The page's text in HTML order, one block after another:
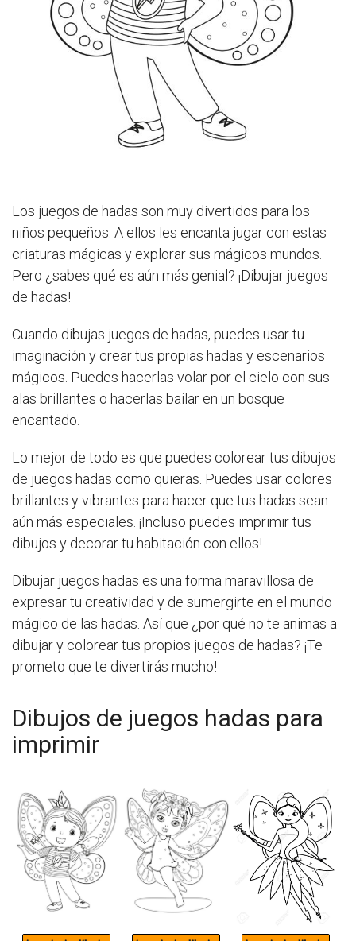
Los juegos de hadas son muy divertidos para los
niños pequeños. A ellos les encanta jugar con estas
criaturas mágicas y explorar sus mágicos mundos.
Pero ¿sabes qué es aún más genial? ¡Dibujar juegos
de hadas!
Cuando dibujas juegos de hadas, puedes usar tu
imaginación y crear tus propias hadas y escenarios
mágicos. Puedes hacerlas volar por el cielo con sus
alas brillantes o hacerlas bailar en un bosque
encantado.
Lo mejor de todo es que puedes colorear tus dibujos
de juegos hadas como quieras. Puedes usar colores
brillantes y vibrantes para hacer que tus hadas sean
aún más especiales. ¡Incluso puedes imprimir tus
dibujos y decorar tu habitación con ellos!
Dibujar juegos hadas es una forma maravillosa de
expresar tu creatividad y de sumergirte en el mundo
mágico de las hadas. Así que ¿por qué no te animas a
dibujar y colorear tus propios juegos de hadas? ¡Te
prometo que te divertirás mucho!
Dibujos de juegos hadas para
imprimir